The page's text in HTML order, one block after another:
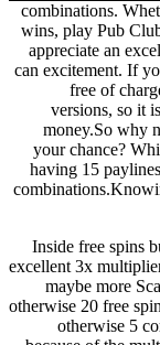
combinations.
wins, play Pub
appreciate an
can excitement. If
free of
versions, so it
money.So why
your chance?
having 15
Inside free spins
excellent 3x
maybe more
otherwise 20 free
otherwise 5